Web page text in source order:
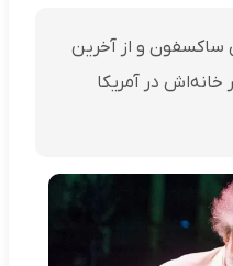
ساکسفون و از آخرین
خانه‌اش در آمریکا